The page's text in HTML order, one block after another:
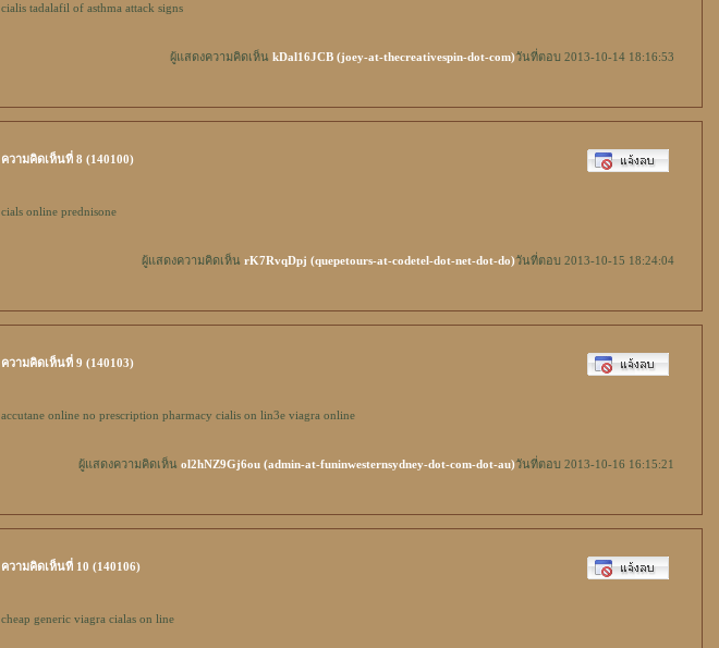
cialis tadalafil of asthma attack signs
ผู้แสดงความคิดเห็น kDal16JCB (joey-at-thecreativespin-dot-com)วันที่ตอบ 2013-10-14 18:16:53
ความคิดเห็นที่ 8 (140100)
cials online prednisone
ผู้แสดงความคิดเห็น rK7RvqDpj (quepetours-at-codetel-dot-net-dot-do)วันที่ตอบ 2013-10-15 18:24:04
ความคิดเห็นที่ 9 (140103)
accutane online no prescription pharmacy cialis on lin3e viagra online
ผู้แสดงความคิดเห็น ol2hNZ9Gj6ou (admin-at-funinwesternsydney-dot-com-dot-au)วันที่ตอบ 2013-10-16 16:15:21
ความคิดเห็นที่ 10 (140106)
cheap generic viagra cialas on line